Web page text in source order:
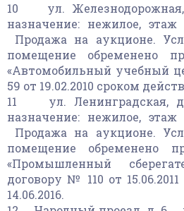
10 ул.
назначение: нежилое,
Продажа на аукционе.
помещение обременено
«Автомобильный учебный
59 от 19.02.2010 сроком
11 ул. Ленинградская,
назначение: нежилое,
Продажа на аукционе.
помещение обременено
«Промышленный
договору № 110 от
14.06.2016.